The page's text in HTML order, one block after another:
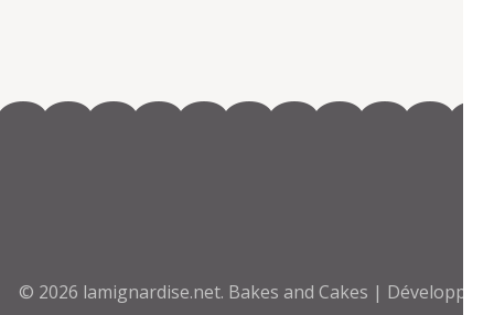
© 2026 lamignardise.net. Bakes and Cakes | Développé